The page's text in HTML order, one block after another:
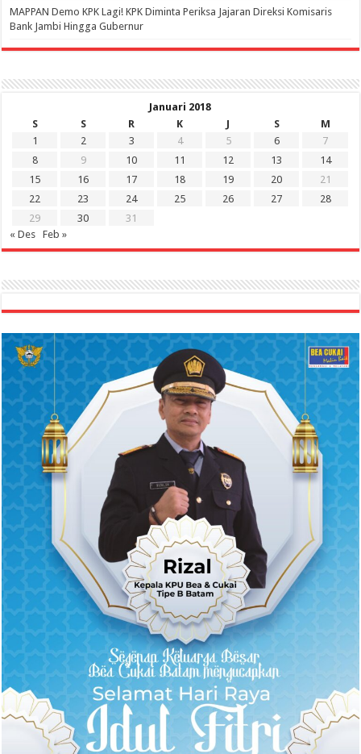
‎MAPPAN Demo KPK Lagi! KPK Diminta Periksa Jajaran Direksi Komisaris
Bank Jambi Hingga Gubernur ‎
Januari 2018
S
S R K J S
M
1
2 3 4 5 6
7
8
9 10 11 12 13
14
15
16 17 18 19 20
21
22
23 24 25 26 27
28
29
30
31
« Des
Feb »